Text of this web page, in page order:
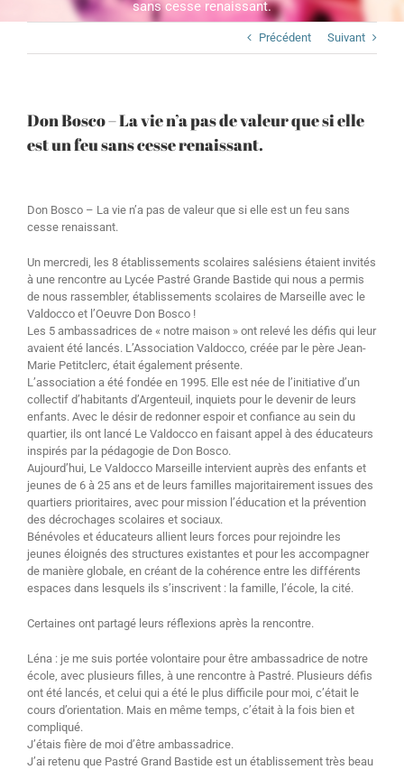
sans cesse renaissant.
Précédent Suivant
Don Bosco – La vie n’a pas de valeur que si elle
est un feu sans cesse renaissant.
Don Bosco – La vie n’a pas de valeur que si elle est un feu sans
cesse renaissant.
Un mercredi, les 8 établissements scolaires salésiens étaient invités
à une rencontre au Lycée Pastré Grande Bastide qui nous a permis
de nous rassembler, établissements scolaires de Marseille avec le
Valdocco et l’Oeuvre Don Bosco !
Les 5 ambassadrices de « notre maison » ont relevé les défis qui leur
avaient été lancés. L’Association Valdocco, créée par le père Jean-
Marie Petitclerc, était également présente.
L’association a été fondée en 1995. Elle est née de l’initiative d’un
collectif d’habitants d’Argenteuil, inquiets pour le devenir de leurs
enfants. Avec le désir de redonner espoir et confiance au sein du
quartier, ils ont lancé Le Valdocco en faisant appel à des éducateurs
inspirés par la pédagogie de Don Bosco.
Aujourd’hui, Le Valdocco Marseille intervient auprès des enfants et
jeunes de 6 à 25 ans et de leurs familles majoritairement issues des
quartiers prioritaires, avec pour mission l’éducation et la prévention
des décrochages scolaires et sociaux.
Bénévoles et éducateurs allient leurs forces pour rejoindre les
jeunes éloignés des structures existantes et pour les accompagner
de manière globale, en créant de la cohérence entre les différents
espaces dans lesquels ils s’inscrivent : la famille, l’école, la cité.
Certaines ont partagé leurs réflexions après la rencontre.
Léna : je me suis portée volontaire pour être ambassadrice de notre
école, avec plusieurs filles, à une rencontre à Pastré. Plusieurs défis
ont été lancés, et celui qui a été le plus difficile pour moi, c’était le
cours d’orientation. Mais en même temps, c’était à la fois bien et
compliqué.
J’étais fière de moi d’être ambassadrice.
J’ai retenu que Pastré Grand Bastide est un établissement très beau